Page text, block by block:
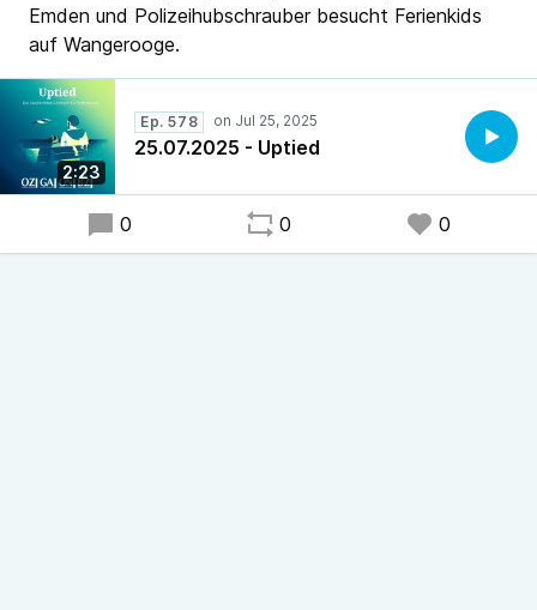
Emden und Polizeihubschrauber besucht Ferienkids
auf Wangerooge.
2:23
Ep. 578
25.07.2025 - Uptied
0 0 0